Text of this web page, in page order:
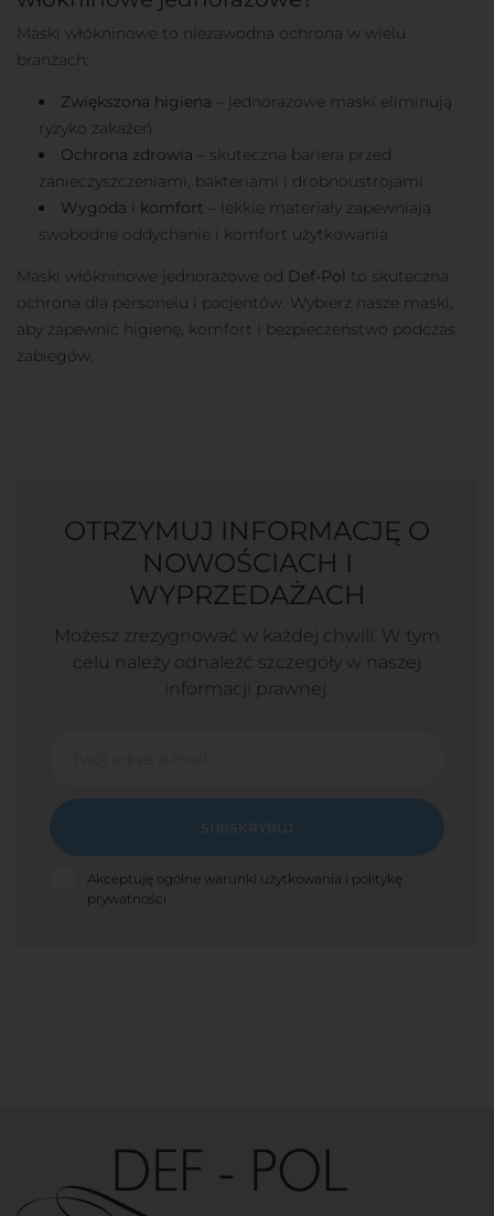
Maski włókninowe to niezawodna ochrona w wielu
branżach:
Zwiększona higiena – jednorazowe maski eliminują
ryzyko zakażeń
Ochrona zdrowia – skuteczna bariera przed
zanieczyszczeniami, bakteriami i drobnoustrojami
Wygoda i komfort
– lekkie materiały zapewniają
swobodne oddychanie i komfort użytkowania
Maski włókninowe jednorazowe od Def-Pol to skuteczna
ochrona dla personelu i pacjentów. Wybierz nasze maski,
aby zapewnić higienę, komfort i bezpieczeństwo podczas
zabiegów.
OTRZYMUJ INFORMACJĘ O
NOWOŚCIACH I
WYPRZEDAŻACH
Możesz zrezygnować w każdej chwili. W tym
celu należy odnaleźć szczegóły w naszej
informacji prawnej.
SUBSKRYBUJ
Akceptuję ogólne warunki użytkowania i politykę
prywatności